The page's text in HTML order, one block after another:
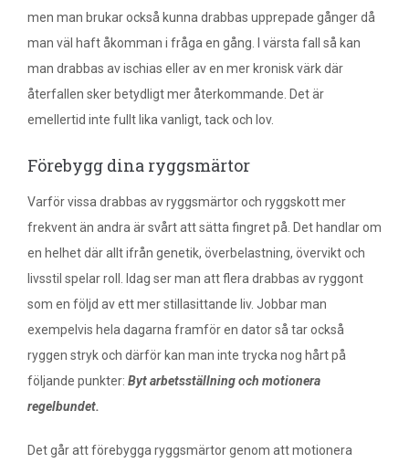
men man brukar också kunna drabbas upprepade gånger då
man väl haft åkomman i fråga en gång. I värsta fall så kan
man drabbas av ischias eller av en mer kronisk värk där
återfallen sker betydligt mer återkommande. Det är
emellertid inte fullt lika vanligt, tack och lov.
Förebygg dina ryggsmärtor
Varför vissa drabbas av ryggsmärtor och ryggskott mer
frekvent än andra är svårt att sätta fingret på. Det handlar om
en helhet där allt ifrån genetik, överbelastning, övervikt och
livsstil spelar roll. Idag ser man att flera drabbas av ryggont
som en följd av ett mer stillasittande liv. Jobbar man
exempelvis hela dagarna framför en dator så tar också
ryggen stryk och därför kan man inte trycka nog hårt på
följande punkter: Byt arbetsställning och motionera
regelbundet.
Det går att förebygga ryggsmärtor genom att motionera